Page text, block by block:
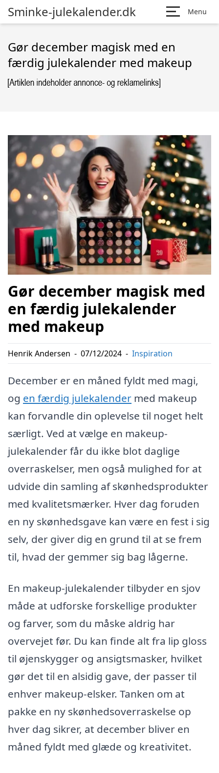
Sminke-julekalender.dk Menu
Gør december magisk med en
færdig julekalender med makeup
Gør december magisk med
en færdig julekalender
med makeup
Henrik Andersen - 07/12/2024 - Inspiration
December er en måned fyldt med magi,
og en færdig julekalender med makeup
kan forvandle din oplevelse til noget helt
særligt. Ved at vælge en makeup-
julekalender får du ikke blot daglige
overraskelser, men også mulighed for at
udvide din samling af skønhedsprodukter
med kvalitetsmærker. Hver dag foruden
en ny skønhedsgave kan være en fest i sig
selv, der giver dig en grund til at se frem
til, hvad der gemmer sig bag lågerne.
En makeup-julekalender tilbyder en sjov
måde at udforske forskellige produkter
og farver, som du måske aldrig har
overvejet før. Du kan finde alt fra lip gloss
til øjenskygger og ansigtsmasker, hvilket
gør det til en alsidig gave, der passer til
enhver makeup-elsker. Tanken om at
pakke en ny skønhedsoverraskelse op
hver dag sikrer, at december bliver en
måned fyldt med glæde og kreativitet.